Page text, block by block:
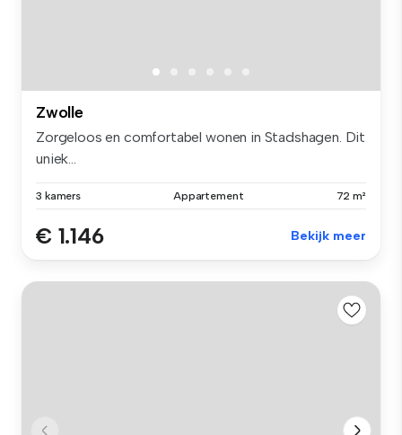
Zwolle
Zorgeloos en comfortabel wonen in Stadshagen. Dit
uniek...
3 kamers Appartement 72 m²
€ 1.146 Bekijk meer